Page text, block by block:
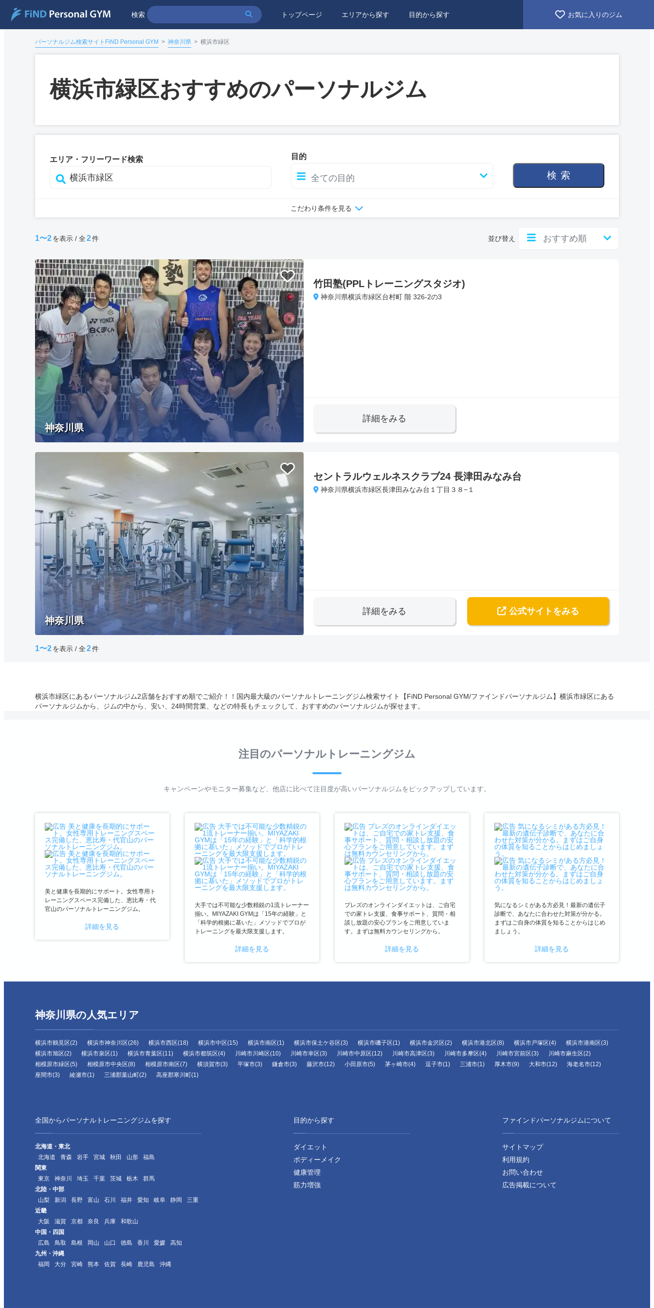
検索 トップページ エリアから探す 目的から探す お気に入りのジム
パーソナルジム検索サイトFiND Personal GYM > 神奈川県 > 横浜市緑区
横浜市緑区おすすめのパーソナルジム
エリア・フリーワード検索 目的
検索
こだわり条件を見る
1〜2を表示 / 全2件 並び替え
神奈川県
竹田塾(PPLトレーニングスタジオ)
神奈川県横浜市緑区台村町 階 326-2の3
詳細をみる
神奈川県
セントラルウェルネスクラブ24 長津田みなみ台
神奈川県横浜市緑区長津田みなみ台１丁目３８−１
詳細をみる 公式サイト をみる
1〜2を表示 / 全2件
横浜市緑区にあるパーソナルジム2店舗をおすすめ順でご紹介！！国内最大級のパーソナルトレーニングジム検索サイト【FiND Personal GYM/ファインドパーソナルジム】横浜市緑区にある
パーソナルジムから、ジムの中から、安い、24時間営業、などの特長もチェックして、おすすめのパーソナルジムが探せます。
注目のパーソナルトレーニングジム
キャンペーンやモニター募集など、他店に比べて注目度が高いパーソナルジムをピックアップしています。
美と健康を長期的にサポート。女性専用ト
レーニングスペース完備した、恵比寿・代
官山のパーソナルトレーニングジム。
詳細を見る
大手では不可能な少数精鋭の1流トレーナー
揃い。MIYAZAKI GYMは「15年の経験」と
「科学的根拠に基いた」メソッドでプロが
トレーニングを最大限支援します。
詳細を見る
プレズのオンラインダイエットは、ご自宅
での家トレ支援、食事サポート、質問・相
談し放題の安心プランをご用意していま
す。まずは無料カウンセリングから。
詳細を見る
気になるシミがある方必見！最新の遺伝子
診断で、あなたに合わせた対策が分かる。
まずはご自身の体質を知ることからはじめ
ましょう。
詳細を見る
神奈川県の人気エリア
横浜市鶴見区(2) 横浜市神奈川区(26) 横浜市西区(18) 横浜市中区(15) 横浜市南区(1) 横浜市保土ケ谷区(3) 横浜市磯子区(1) 横浜市金沢区(2) 横浜市港北区(8) 横浜市戸塚区(4)
横浜市港南区(3)
横浜市旭区(2)
横浜市泉区(1) 横浜市青葉区(11) 横浜市都筑区(4) 川崎市川崎区(10) 川崎市幸区(3) 川崎市中原区(12) 川崎市高津区(3) 川崎市多摩区(4) 川崎市宮前区(3)
川崎市麻生区(2)
相模原市緑区(5)
相模原市中央区(8) 相模原市南区(7) 横須賀市(3) 平塚市(3) 鎌倉市(3) 藤沢市(12) 小田原市(5) 茅ヶ崎市(4) 逗子市(1) 三浦市(1) 厚木市(9) 大和市(12)
海老名市(12)
座間市(3)
綾瀬市(1) 三浦郡葉山町(2) 高座郡寒川町(1)
全国からパーソナルトレーニングジムを探す
北海道・東北
北海道
青森 岩手 宮城 秋田 山形
福島
関東
東京
神奈川 埼玉 千葉 茨城 栃木
群馬
北陸・中部
山梨
新潟 長野 富山 石川 福井 愛知 岐阜 静岡
三重
近畿
大阪
滋賀 京都 奈良 兵庫
和歌山
中国・四国
広島
鳥取 島根 岡山 山口 徳島 香川 愛媛
高知
九州・沖縄
福岡
大分 宮崎 熊本 佐賀 長崎 鹿児島 沖縄
目的から探す
ダイエット
ボディーメイク
健康管理
筋力増強
ファインドパーソナルジムについて
サイトマップ
利用規約
お問い合わせ
広告掲載について